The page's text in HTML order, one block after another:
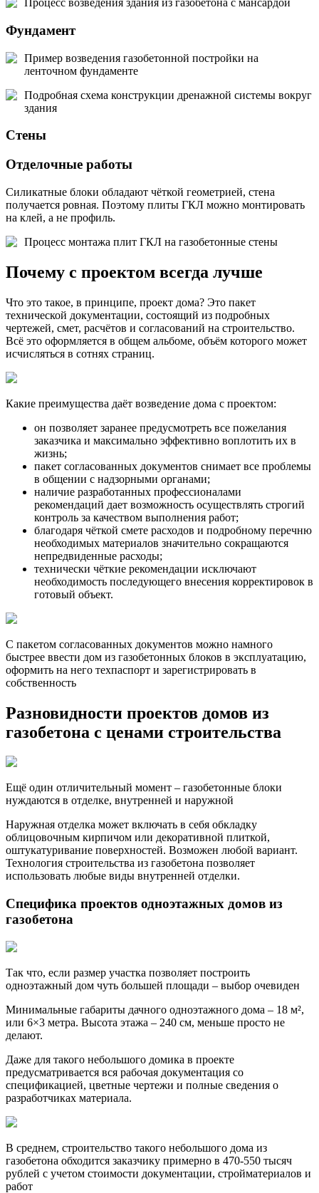
Процесс возведения здания из газобетона с мансардой
Фундамент
Пример возведения газобетонной постройки на
ленточном фундаменте
Подробная схема конструкции дренажной системы вокруг
здания
Стены
Отделочные работы
Силикатные блоки обладают чёткой геометрией, стена
получается ровная. Поэтому плиты ГКЛ можно монтировать
на клей, а не профиль.
Процесс монтажа плит ГКЛ на газобетонные стены
Почему с проектом всегда лучше
Что это такое, в принципе, проект дома? Это пакет
технической документации, состоящий из подробных
чертежей, смет, расчётов и согласований на строительство.
Всё это оформляется в общем альбоме, объём которого может
исчисляться в сотнях страниц.
Какие преимущества даёт возведение дома с проектом:
он позволяет заранее предусмотреть все пожелания
заказчика и максимально эффективно воплотить их в
жизнь;
пакет согласованных документов снимает все проблемы
в общении с надзорными органами;
наличие разработанных профессионалами
рекомендаций дает возможность осуществлять строгий
контроль за качеством выполнения работ;
благодаря чёткой смете расходов и подробному перечню
необходимых материалов значительно сокращаются
непредвиденные расходы;
технически чёткие рекомендации исключают
необходимость последующего внесения корректировок в
готовый объект.
С пакетом согласованных документов можно намного
быстрее ввести дом из газобетонных блоков в эксплуатацию,
оформить на него техпаспорт и зарегистрировать в
собственность
Разновидности проектов домов из
газобетона с ценами строительства
Ещё один отличительный момент – газобетонные блоки
нуждаются в отделке, внутренней и наружной
Наружная отделка может включать в себя обкладку
облицовочным кирпичом или декоративной плиткой,
оштукатуривание поверхностей. Возможен любой вариант.
Технология строительства из газобетона позволяет
использовать любые виды внутренней отделки.
Специфика проектов одноэтажных домов из
газобетона
Так что, если размер участка позволяет построить
одноэтажный дом чуть большей площади – выбор очевиден
Минимальные габариты дачного одноэтажного дома – 18 м²,
или 6×3 метра. Высота этажа – 240 см, меньше просто не
делают.
Даже для такого небольшого домика в проекте
предусматривается вся рабочая документация со
спецификацией, цветные чертежи и полные сведения о
разработчиках материала.
В среднем, строительство такого небольшого дома из
газобетона обходится заказчику примерно в 470-550 тысяч
рублей с учетом стоимости документации, стройматериалов и
работ